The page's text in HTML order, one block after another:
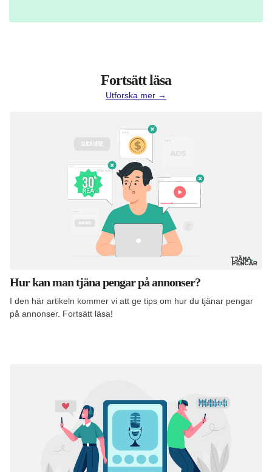
Fortsätt läsa
Utforska mer →
Hur kan man tjäna pengar på annonser?
I den här artikeln kommer vi att ge tips om hur du tjänar pengar
på annonser. Fortsätt läsa!